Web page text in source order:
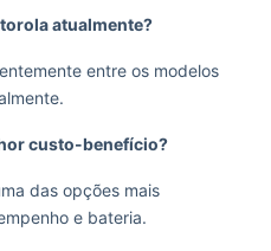
atualmente?
entre os modelos
custo-benefício?
das opções mais
e bateria.